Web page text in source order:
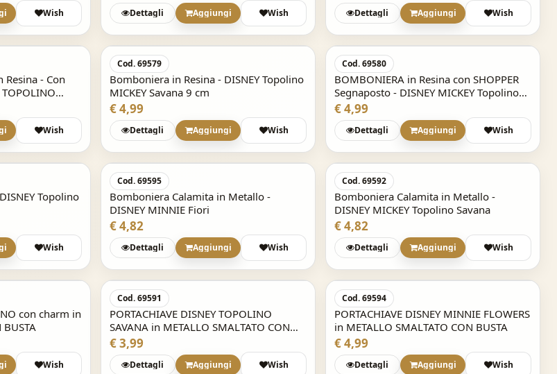
porta confetti TOPOLINO - MINNIE
SKU: P123800.900
€ 1,00
BOMBONIERA TORTA con 29 Scatoline
€ 199,99
BOMBONIERA
confetti Disney
SKU: M079311.12
€ 1,20
Wish Dettagli Aggiungi Wish Dettagli Aggiungi Wish
Resina - Con
Wish
Cod. 69579
Bomboniera in Resina - DISNEY Topolino
MICKEY Savana 9 cm
€ 4,99
Dettagli Aggiungi Wish
Cod. 69580
BOMBONIERA in Resina con SHOPPER
Segnaposto - DISNEY MICKEY Topolino
Savana
€ 4,99
Dettagli Aggiungi Wish
Topolino
Wish
Cod. 69595
Bomboniera Calamita in Metallo -
DISNEY MINNIE Fiori
€ 4,82
Dettagli Aggiungi Wish
Cod. 69592
Bomboniera Calamita in Metallo -
DISNEY MICKEY Topolino Savana
€ 4,82
Dettagli Aggiungi Wish
con charm in
Wish
Cod. 69591
PORTACHIAVE DISNEY TOPOLINO
SAVANA in METALLO SMALTATO CON
BUSTA
€ 3,99
Dettagli Aggiungi Wish
Cod. 69594
PORTACHIAVE DISNEY MINNIE FLOWERS
in METALLO SMALTATO CON BUSTA
€ 4,99
Dettagli Aggiungi Wish